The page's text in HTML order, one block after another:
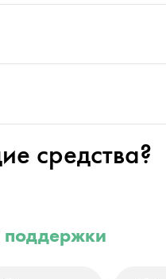
средства?